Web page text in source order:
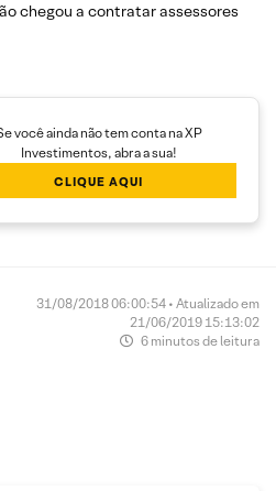
chegou a contratar assessores
você ainda não tem conta na XP
Investimentos, abra a sua!
CLIQUE AQUI
31/08/2018 06:00:54 • Atualizado em
21/06/2019 15:13:02
6 minutos de leitura